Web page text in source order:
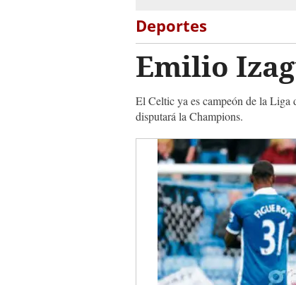
Deportes
Emilio
El Celtic ya es campeón de la Liga
disputará la Champions.